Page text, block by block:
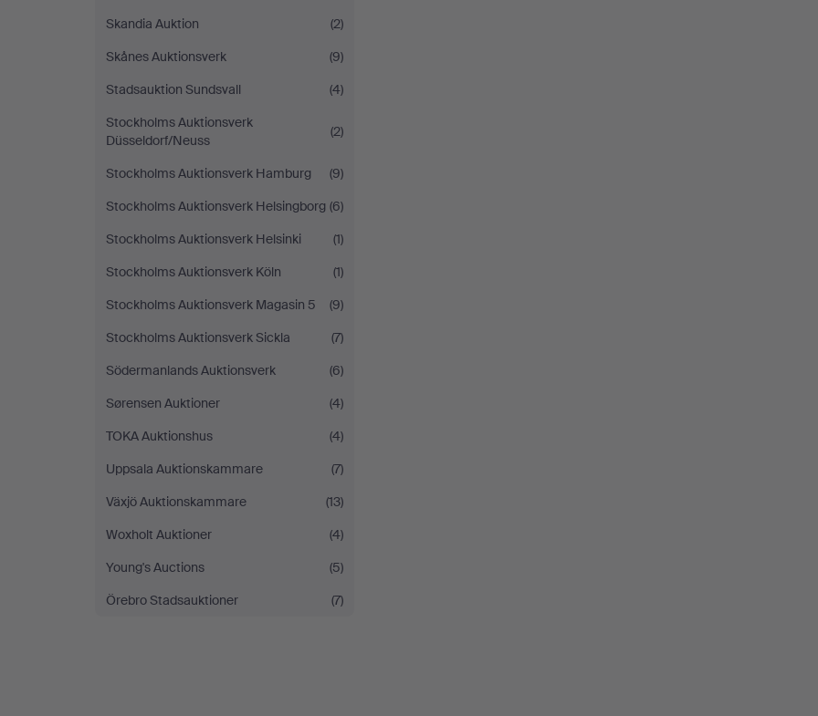
Skandia Auktion
(2)
Skånes Auktionsverk
(9)
Stadsauktion Sundsvall
(4)
Stockholms Auktionsverk
Düsseldorf/Neuss
(2)
Stockholms Auktionsverk Hamburg
(9)
Stockholms Auktionsverk Helsingborg (6)
Stockholms Auktionsverk Helsinki
(1)
Stockholms Auktionsverk Köln
(1)
Stockholms Auktionsverk Magasin 5
(9)
Stockholms Auktionsverk Sickla
(7)
Södermanlands Auktionsverk
(6)
Sørensen Auktioner
(4)
TOKA Auktionshus
(4)
Uppsala Auktionskammare
(7)
Växjö Auktionskammare
(13)
Woxholt Auktioner
(4)
Young's Auctions
(5)
Örebro Stadsauktioner
(7)